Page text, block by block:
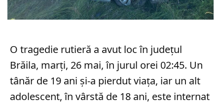
O tragedie rutieră a avut loc în județul
Brăila, marți, 26 mai, în jurul orei 02:45. Un
tânăr de 19 ani și-a pierdut viața, iar un alt
adolescent, în vârstă de 18 ani, este internat